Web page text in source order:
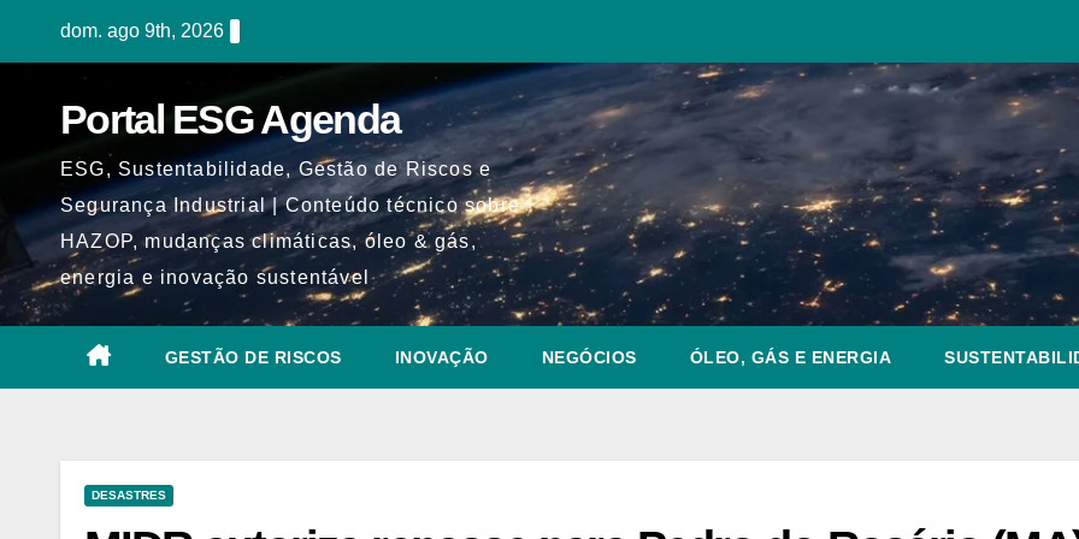
dom. ago 9th, 2026
Portal ESG Agenda
ESG, Sustentabilidade, Gestão de Riscos e
Segurança Industrial | Conteúdo técnico sobre
HAZOP, mudanças climáticas, óleo & gás,
energia e inovação sustentável
GESTÃO DE RISCOS INOVAÇÃO NEGÓCIOS ÓLEO, GÁS E ENERGIA
DESASTRES